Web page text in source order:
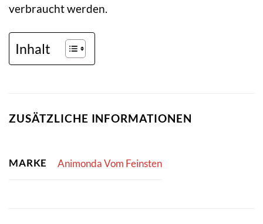
verbraucht werden.
Inhalt
ZUSÄTZLICHE INFORMATIONEN
MARKE Animonda Vom Feinsten